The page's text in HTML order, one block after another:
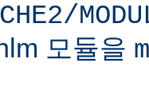
모듈을